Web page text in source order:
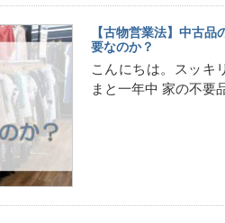
【古物営業法】中古
要なのか？
こんにちは。スッキ
まと一年中 家の不要